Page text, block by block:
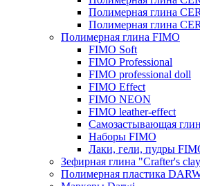
Полимерная глина
Полимерная глина
Полимерная глина FIMO
FIMO Soft
FIMO Professional
FIMO professional doll
FIMO Effect
FIMO NEON
FIMO leather-effect
Самозастывающая
Наборы FIMO
Лаки, гели, пудры
Зефирная глина "Crafter's
Полимерная пластика